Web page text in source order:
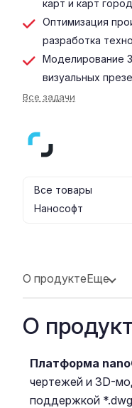
карт и карт
Оптимизация
разработка
Моделирование
визуальных
Все задачи
Все товары
Нанософт
О продуктеЕще
О
Платформа
чертежей и 3D-
поддержкой